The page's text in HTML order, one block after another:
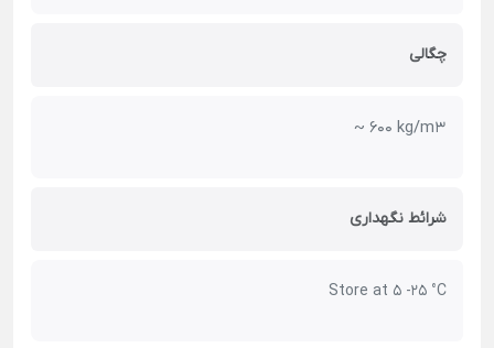
چگالی
~ 600 kg/m3
شرائط نگهداری
Store at 5 -25 °C